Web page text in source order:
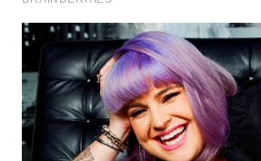
BEKASI
WN
BOGOR
WN